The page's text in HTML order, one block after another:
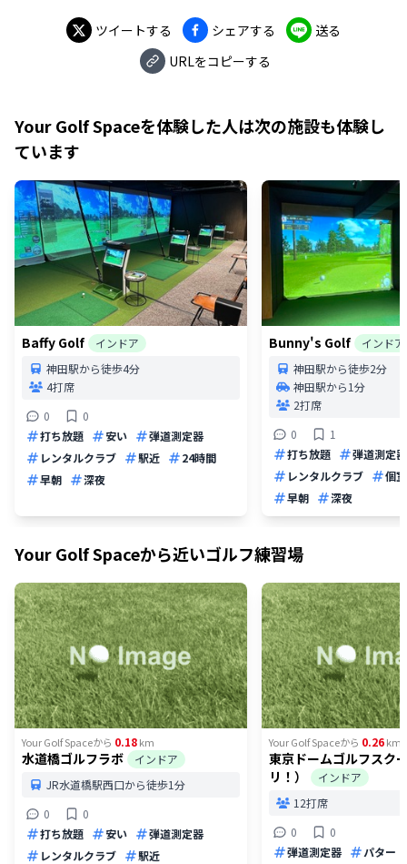
ツイートする シェアする
送る
URLをコピーする
Your Golf Spaceを体験した人は次の施設も体験し
ています
Baffy Golf
インドア
神田駅から徒歩4分
4打席
0
0
打ち放題
安い
弾道測定器
レンタルクラブ
駅近
24時間
早朝
深夜
Bunny's Golf
インドア
神田駅から徒歩2分
神田駅から1分
2打席
0
1
打ち放題
弾道測定器
レンタルクラブ
個
早朝
深夜
Your Golf Spaceから近いゴルフ練習場
Your Golf Spaceから 0.18km
水道橋ゴルフラボ
インドア
JR水道橋駅西口から徒歩1分
0
0
打ち放題
安い
弾道測定器
レンタルクラブ
駅近
Your Golf Spaceから 0.26km
東京ドームゴルフスク
リ！）
インドア
12打席
0
0
弾道測定器
パター